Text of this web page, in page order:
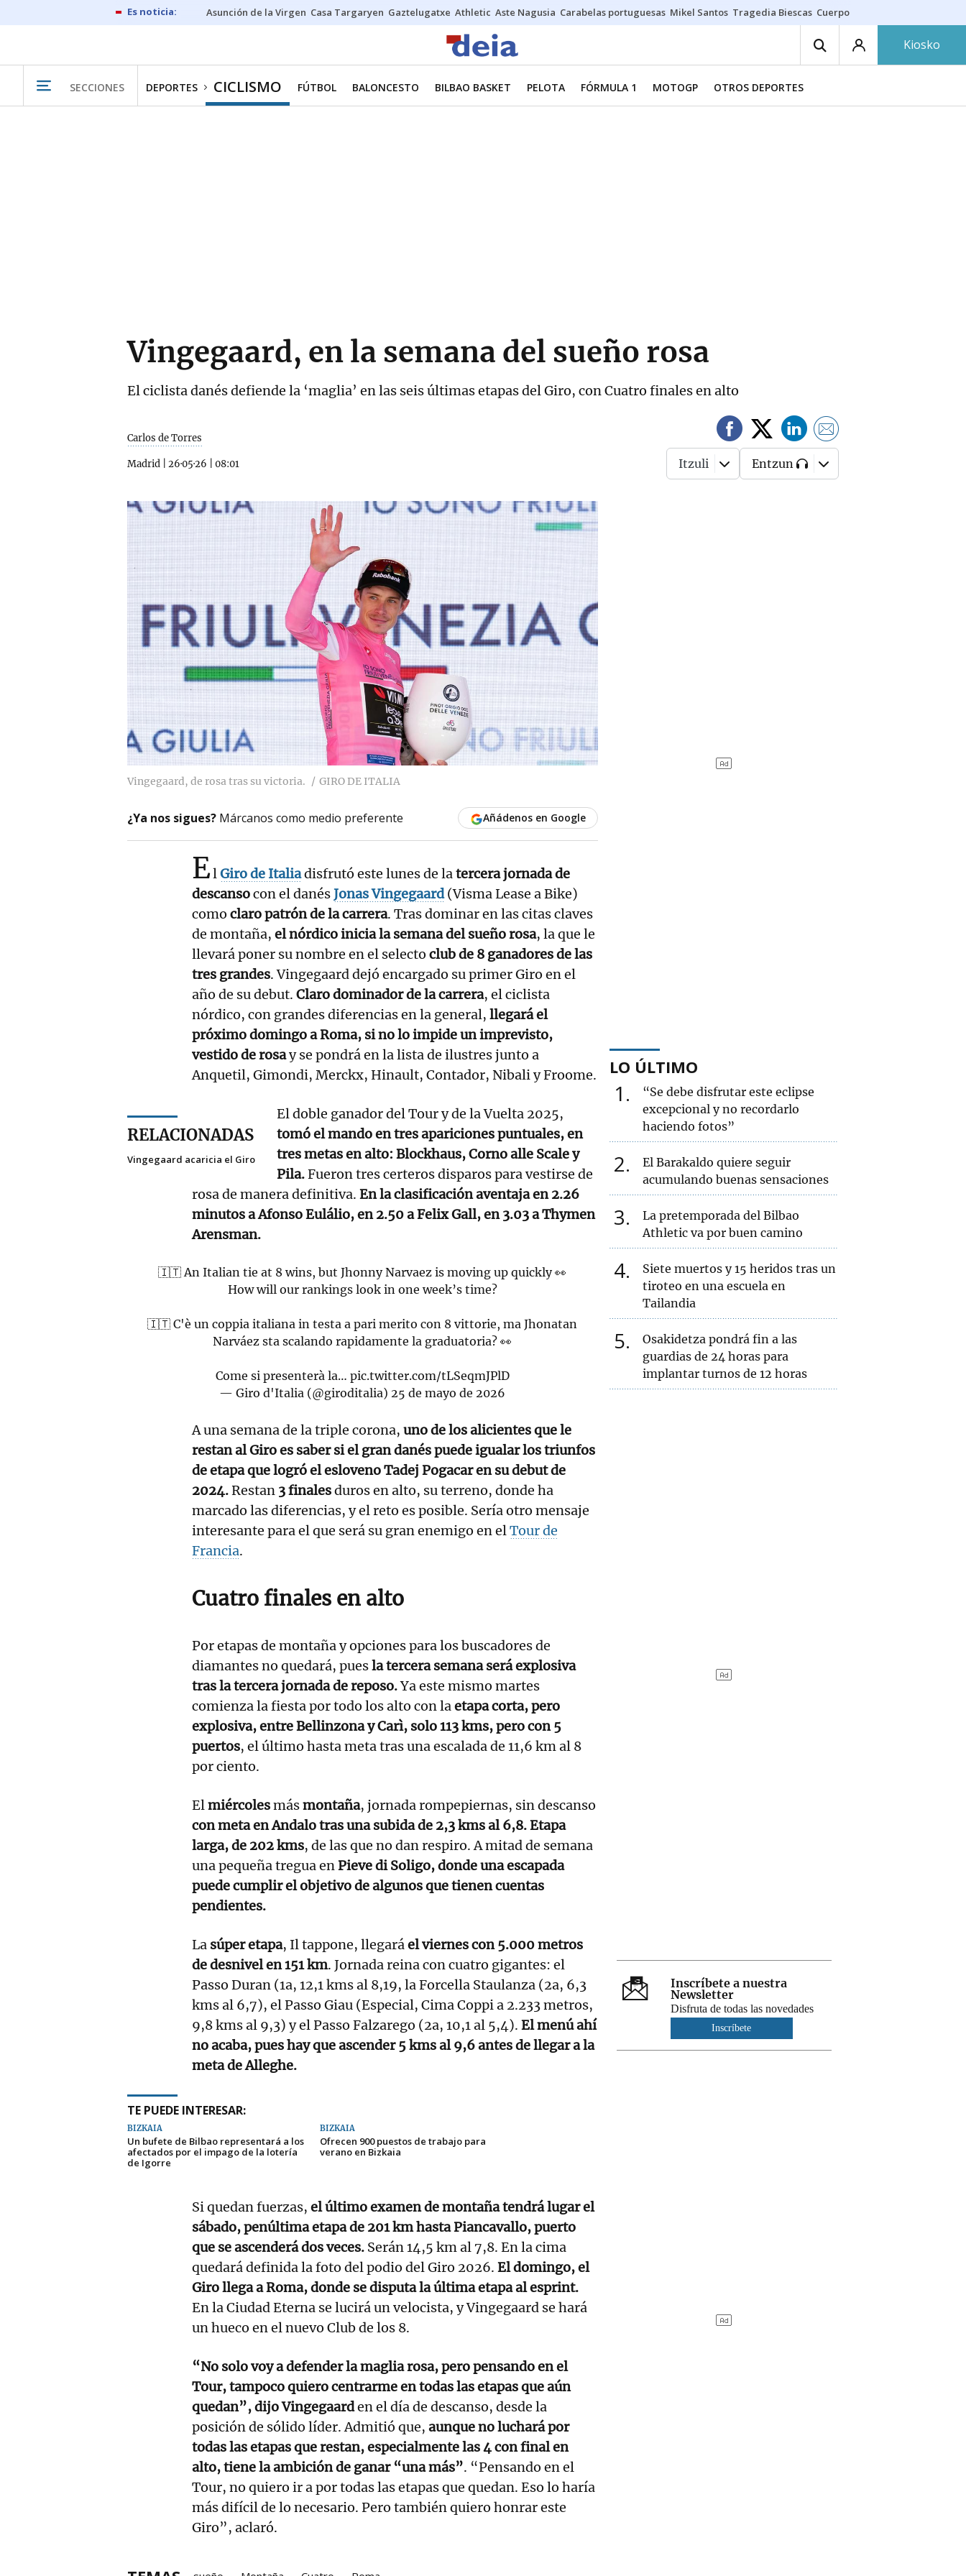
Asunción de la Virgen Casa Targaryen Gaztelugatxe Athletic Aste Nagusia Carabelas portuguesas Mikel Santos Tragedia Biescas Cuerpo ría
Kiosko
SECCIONES DEPORTES CICLISMO FÚTBOL BALONCESTO BILBAO BASKET PELOTA FÓRMULA 1 MOTOGP OTROS DEPORTES
Vingegaard, en la semana del sueño rosa
El ciclista danés defiende la ‘maglia’ en las seis últimas etapas del Giro, con Cuatro finales en alto
Carlos de Torres
Madrid 26·05·26 08:01 Itzuli Entzun
Vingegaard, de rosa tras su victoria. GIRO DE ITALIA
¿Ya nos sigues? Márcanos como medio preferente Añádenos en Google
ElGiro de Italiadisfrutó este lunes de latercera jornada de
descansocon el danésJonas Vingegaard(Visma Lease a Bike)
como claro patrón de la carrera. Tras dominar en las citas claves
de montaña, el nórdico inicia la semana del sueño rosa, la que le
llevará poner su nombre en el selecto club de 8 ganadores de las
tres grandes. Vingegaard dejó encargado su primer Giro en el
año de su debut. Claro dominador de la carrera, el ciclista
nórdico, con grandes diferencias en la general, llegará el
próximo domingo a Roma, si no lo impide un imprevisto,
vestido de rosay se pondrá en la lista de ilustres junto a
Anquetil, Gimondi, Merckx, Hinault, Contador, Nibali y Froome.
RELACIONADAS
Vingegaard acaricia el Giro
El doble ganador del Tour y de la Vuelta 2025,
tomó el mando en tres apariciones puntuales, en
tres metas en alto: Blockhaus, Corno alle Scale y
Pila.Fueron tres certeros disparos para vestirse de
rosa de manera definitiva. En la clasificación aventaja en 2.26
minutos a Afonso Eulálio, en 2.50 a Felix Gall, en 3.03 a Thymen
Arensman.
🇮🇹 An Italian tie at 8 wins, but Jhonny Narvaez is moving up quickly 👀
How will our rankings look in one week’s time?
🇮🇹 C'è un coppia italiana in testa a pari merito con 8 vittorie, ma Jhonatan
Narváez sta scalando rapidamente la graduatoria? 👀
Come si presenterà la… pic.twitter.com/tLSeqmJPlD
— Giro d'Italia (@giroditalia) 25 de mayo de 2026
A una semana de la triple corona, uno de los alicientes que le
restan al Giro es saber si el gran danés puede igualar los triunfos
de etapa que logró el esloveno Tadej Pogacar en su debut de
2024.Restan 3 finalesduros en alto, su terreno, donde ha
marcado las diferencias, y el reto es posible. Sería otro mensaje
interesante para el que será su gran enemigo en elTour de
Francia.
Cuatro finales en alto
Por etapas de montaña y opciones para los buscadores de
diamantes no quedará, puesla tercera semana será explosiva
tras la tercera jornada de reposo.Ya este mismo martes
comienza la fiesta por todo los alto con laetapa corta, pero
explosiva, entre Bellinzona y Carì, solo 113 kms, pero con 5
puertos, el último hasta meta tras una escalada de 11,6 km al 8
por ciento.
Elmiércolesmásmontaña, jornada rompepiernas, sin descanso
con meta en Andalo tras una subida de 2,3 kms al 6,8. Etapa
larga, de 202 kms, de las que no dan respiro. A mitad de semana
una pequeña tregua enPieve di Soligo, donde una escapada
puede cumplir el objetivo de algunos que tienen cuentas
pendientes.
La súper etapa, Il tappone, llegaráel viernes con 5.000 metros
de desnivel en 151 km. Jornada reina con cuatro gigantes: el
Passo Duran (1a, 12,1 kms al 8,19, la Forcella Staulanza (2a, 6,3
kms al 6,7), el Passo Giau (Especial, Cima Coppi a 2.233 metros,
9,8 kms al 9,3) y el Passo Falzarego (2a, 10,1 al 5,4). El menú ahí
no acaba, pues hay que ascender 5 kms al 9,6 antes de llegar a la
meta de Alleghe.
TE PUEDE INTERESAR:
BIZKAIA
Un bufete de Bilbao representará a los
afectados por el impago de la lotería
de Igorre
BIZKAIA
Ofrecen 900 puestos de trabajo para
verano en Bizkaia
Si quedan fuerzas, el último examen de montaña tendrá lugar el
sábado, penúltima etapa de 201 km hasta Piancavallo, puerto
que se ascenderá dos veces. Serán 14,5 km al 7,8. En la cima
quedará definida la foto del podio del Giro 2026. El domingo, el
Giro llega a Roma, donde se disputa la última etapa al esprint.
En la Ciudad Eterna se lucirá un velocista, y Vingegaard se hará
un hueco en el nuevo Club de los 8.
“No solo voy a defender la maglia rosa, pero pensando en el
Tour, tampoco quiero centrarme en todas las etapas que aún
quedan”, dijo Vingegaarden el día de descanso, desde la
posición de sólido líder. Admitió que, aunque no luchará por
todas las etapas que restan, especialmente las 4 con final en
alto, tiene la ambición de ganar “una más”. “Pensando en el
Tour, no quiero ir a por todas las etapas que quedan. Eso lo haría
más difícil de lo necesario. Pero también quiero honrar este
Giro”, aclaró.
LO ÚLTIMO
1
“Se debe disfrutar este eclipse
excepcional y no recordarlo
haciendo fotos”
2
El Barakaldo quiere seguir
acumulando buenas sensaciones
3
La pretemporada del Bilbao
Athletic va por buen camino
4
Siete muertos y 15 heridos tras un
tiroteo en una escuela en
Tailandia
5
Osakidetza pondrá fin a las
guardias de 24 horas para
implantar turnos de 12 horas
Inscríbete a nuestra
Newsletter
Disfruta de todas las novedades
Inscríbete